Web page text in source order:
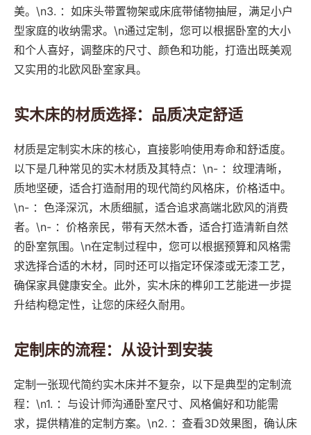
美。\n3. ：如床头带置物架或床底带储物抽屉，满足小户
型家庭的收纳需求。\n通过定制，您可以根据卧室的大小
和个人喜好，调整床的尺寸、颜色和功能，打造出既美观
又实用的北欧风卧室家具。
实木床的材质选择：品质决定舒适
材质是定制实木床的核心，直接影响使用寿命和舒适度。
以下是几种常见的实木材质及其特点：\n- ：纹理清晰，
质地坚硬，适合打造耐用的现代简约风格床，价格适中。
\n- ：色泽深沉，木质细腻，适合追求高端北欧风的消费
者。\n- ：价格亲民，带有天然木香，适合打造清新自然
的卧室氛围。\n在定制过程中，您可以根据预算和风格需
求选择合适的木材，同时还可以指定环保漆或无漆工艺，
确保家具健康安全。此外，实木床的榫卯工艺能进一步提
升结构稳定性，让您的床经久耐用。
定制床的流程：从设计到安装
定制一张现代简约实木床并不复杂，以下是典型的定制流
程：\n1. ：与设计师沟通卧室尺寸、风格偏好和功能需
求，提供精准的定制方案。\n2. ：查看3D效果图，确认床